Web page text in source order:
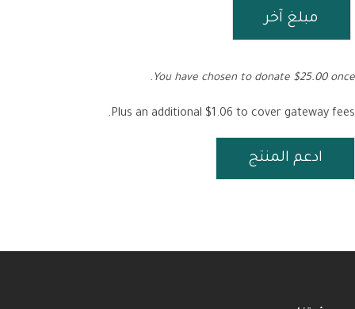
مبلغ آخر
You have chosen to donate $25.00once.
Plus an additional $1.06 to cover gateway fees.
ادعم المنتج